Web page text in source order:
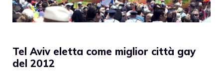
Tel Aviv eletta come miglior città gay
del 2012